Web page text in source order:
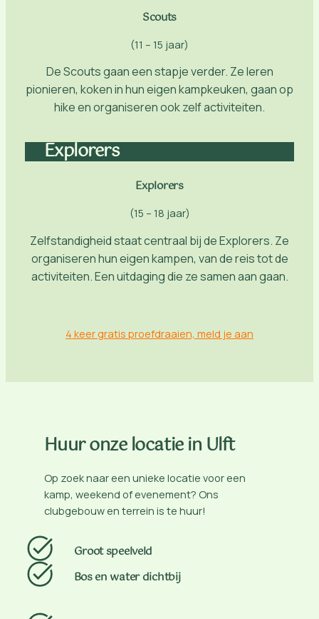
Scouts
(11 – 15 jaar)
De Scouts gaan een stapje verder. Ze leren
pionieren, koken in hun eigen kampkeuken, gaan op
hike en organiseren ook zelf activiteiten.
Explorers
Explorers
(15 – 18 jaar)
Zelfstandigheid staat centraal bij de Explorers. Ze
organiseren hun eigen kampen, van de reis tot de
activiteiten. Een uitdaging die ze samen aan gaan.
4 keer gratis proefdraaien, meld je aan
Huur onze locatie in Ulft
Op zoek naar een unieke locatie voor een
kamp, weekend of evenement? Ons
clubgebouw en terrein is te huur!
Groot speelveld
Bos en water dichtbij